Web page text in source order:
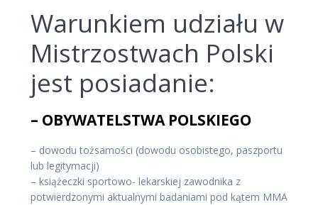
Warunkiem udziału w
Mistrzostwach Polski
jest posiadanie:
– OBYWATELSTWA POLSKIEGO
– dowodu tożsamości (dowodu osobistego, paszportu
lub legitymacji)
– książeczki sportowo- lekarskiej zawodnika z
potwierdzonymi aktualnymi badaniami pod kątem MMA